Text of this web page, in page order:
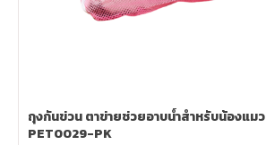
ถุงกันข่วน ตาข่ายช่วยอาบน้ำสำหรับน้องแมว (สีชมพู) รุ่น
PET0029-PK